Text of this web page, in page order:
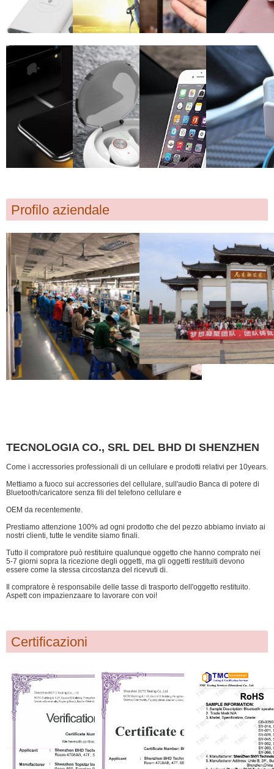
Profilo aziendale
TECNOLOGIA CO., SRL DEL BHD DI SHENZHEN
Come i accressories professionali di un cellulare e prodotti relativi per 10years.
Mettiamo a fuoco sui accressories del cellulare, sull'audio Banca di potere di
Bluetooth/caricatore senza fili del telefono cellulare e
OEM da recentemente.
Prestiamo attenzione 100% ad ogni prodotto che del pezzo abbiamo inviato ai
nostri clienti, tutte le vendite siamo finali.
Tutto il compratore può restituire qualunque oggetto che hanno comprato nei
5-7 giorni sopra la ricezione degli oggetti, ma gli oggetti restituiti devono
essere come la stessa circostanza del ricevuti di.
Il compratore è responsabile delle tasse di trasporto dell'oggetto restituito.
Aspett con impazienzaare to lavorare con voi!
Certificazioni